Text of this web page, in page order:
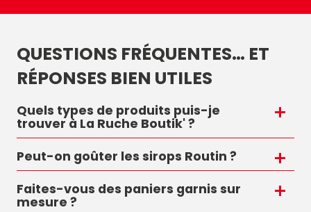
QUESTIONS FRÉQUENTES… ET
RÉPONSES BIEN UTILES
Quels types de produits puis-je
trouver à La Ruche Boutik' ?
Peut-on goûter les sirops Routin ?
Faites-vous des paniers garnis sur
mesure ?